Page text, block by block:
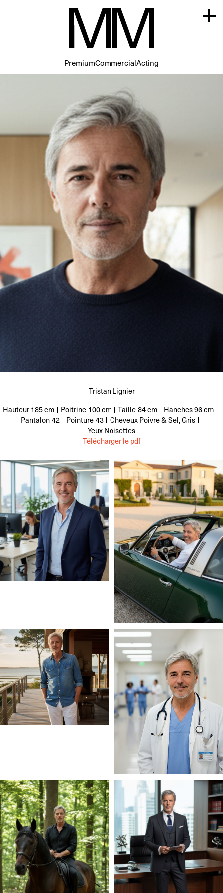
PremiumCommercialActing
Tristan Lignier
Hauteur 185 cm Poitrine 100 cm Taille84 cm Hanches96 cm
Pantalon42 Pointure43 CheveuxPoivre & Sel, Gris
YeuxNoisettes
Télécharger le pdf